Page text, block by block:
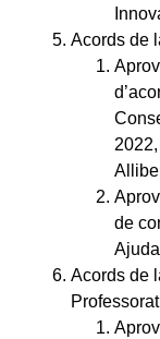
Acords de
de
Acords de